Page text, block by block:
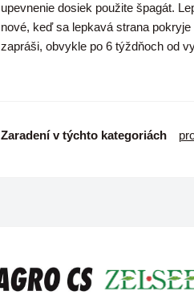
upevnenie dosiek použite špagát.
nové, keď sa lepkavá strana
zapráši, obvykle po 6 týždňoch od
Zaradení v týchto kategoriách